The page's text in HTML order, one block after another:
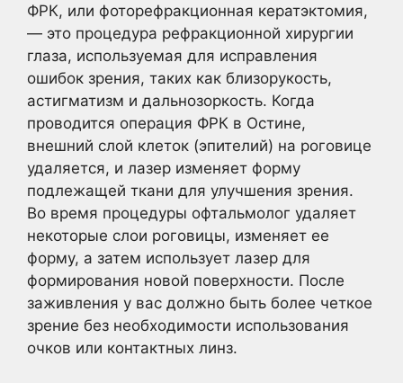
ФРК, или фоторефракционная кератэктомия,
— это процедура рефракционной хирургии
глаза, используемая для исправления
ошибок зрения, таких как близорукость,
астигматизм и дальнозоркость. Когда
проводится операция ФРК в Остине,
внешний слой клеток (эпителий) на роговице
удаляется, и лазер изменяет форму
подлежащей ткани для улучшения зрения.
Во время процедуры офтальмолог удаляет
некоторые слои роговицы, изменяет ее
форму, а затем использует лазер для
формирования новой поверхности. После
заживления у вас должно быть более четкое
зрение без необходимости использования
очков или контактных линз.